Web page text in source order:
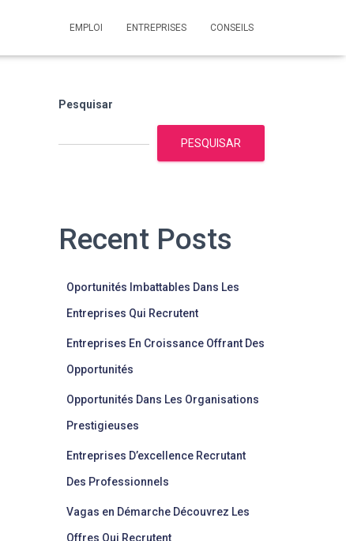
EMPLOI ENTREPRISES CONSEILS
Pesquisar
PESQUISAR
Recent Posts
Oportunités Imbattables Dans Les
Entreprises Qui Recrutent
Entreprises En Croissance Offrant Des
Opportunités
Opportunités Dans Les Organisations
Prestigieuses
Entreprises D’excellence Recrutant
Des Professionnels
Vagas en Démarche Découvrez Les
Offres Qui Recrutent